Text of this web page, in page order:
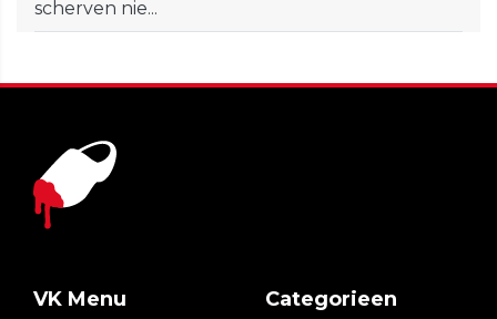
scherven nie...
VK Menu Categorieen